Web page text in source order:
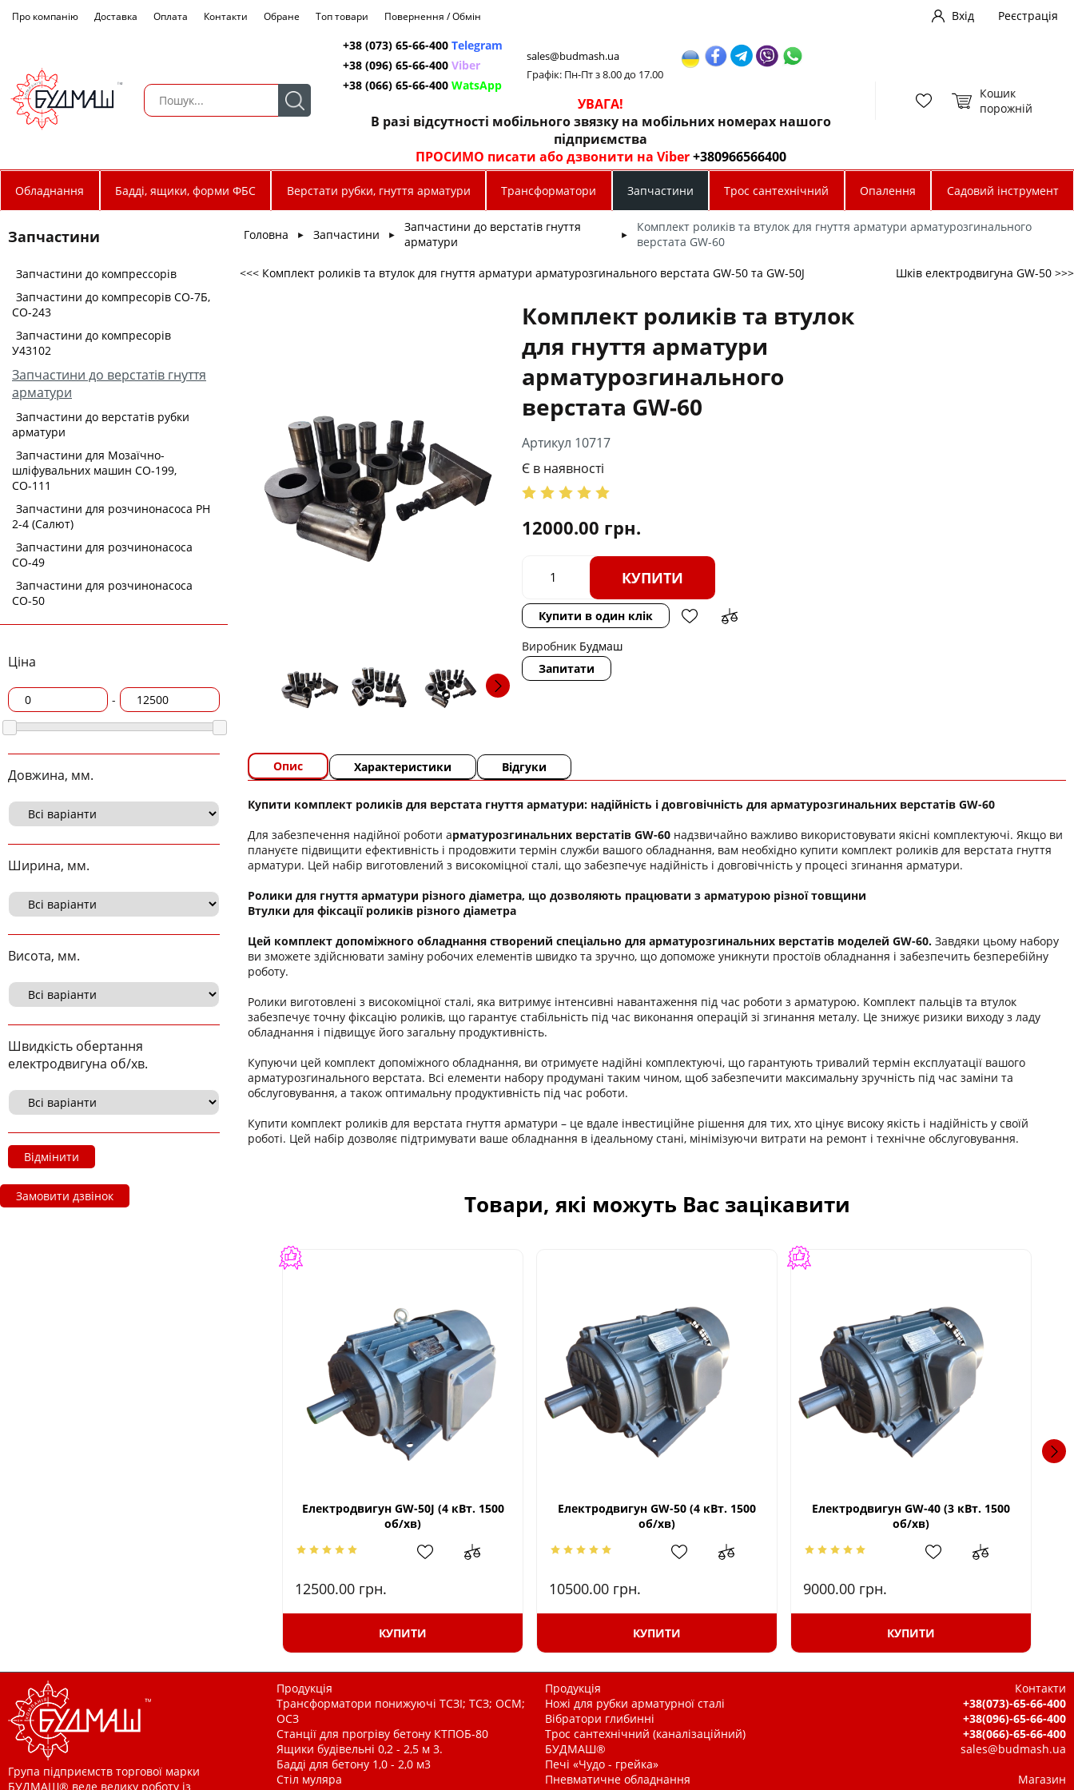
Про компанію Доставка Оплата Контакти Обране Топ товари Повернення / Обмін Вхід
Реєстрація
+38 (073) 65-66-400 Telegram
+38 (096) 65-66-400 Viber
+38 (066) 65-66-400 WatsApp
sales@budmash.ua
Графік: Пн-Пт з 8.00 до 17.00
УВАГА!
В разі відсутності мобільного звязку на мобільних номерах нашого
підприємства
ПРОСИМО писати або дзвонити на Viber+380966566400
Кошик
порожній
Обладнання Бадді, ящики, форми ФБС Верстати рубки, гнуття арматури Трансформатори Запчастини Трос сантехнічний Опалення Садовий інструмент
Запчастини
Запчастини до компрессорів
Запчастини до компресорів СО-7Б,
СО-243
Запчастини до компресорів
У43102
Запчастини до верстатів гнуття
арматури
Запчастини до верстатів рубки
арматури
Запчастини для Мозаїчно-
шліфувальних машин СО-199,
СО-111
Запчастини для розчинонасоса РН
2-4 (Салют)
Запчастини для розчинонасоса
СО-49
Запчастини для розчинонасоса
СО-50
Ціна
-
Довжина, мм.
Ширина, мм.
Висота, мм.
Швидкість обертання
електродвигуна об/хв.
Відмінити
Замовити дзвінок
Головна ► Запчастини ►
Запчастини до верстатів гнуття
арматури
►
Комплект роликів та втулок для гнуття арматури арматурозгинального
верстата GW-60
<<< Комплект роликів та втулок для гнуття арматури арматурозгинального верстата GW-50 та GW-50J Шків електродвигуна GW-50 >>>
Комплект роликів та втулок
для гнуття арматури
арматурозгинального
верстата GW-60
Артикул 10717
Є в наявності
12000.00 грн.
КУПИТИ
Купити в один клік
Виробник Будмаш
Запитати
Опис Характеристики Відгуки
Купити комплект роликів для верстата гнуття арматури: надійність і довговічність для арматурозгинальних верстатів GW-60
Для забезпечення надійної роботи арматурозгинальних верстатів GW-60 надзвичайно важливо використовувати якісні комплектуючі. Якщо ви
плануєте підвищити ефективність і продовжити термін служби вашого обладнання, вам необхідно купити комплект роликів для верстата гнуття
арматури. Цей набір виготовлений з високоміцної сталі, що забезпечує надійність і довговічність у процесі згинання арматури.
Ролики для гнуття арматури різного діаметра, що дозволяють працювати з арматурою різної товщини
Втулки для фіксації роликів різного діаметра
Цей комплект допоміжного обладнання створений спеціально для арматурозгинальних верстатів моделей GW-60. Завдяки цьому набору
ви зможете здійснювати заміну робочих елементів швидко та зручно, що допоможе уникнути простоїв обладнання і забезпечить безперебійну
роботу.
Ролики виготовлені з високоміцної сталі, яка витримує інтенсивні навантаження під час роботи з арматурою. Комплект пальців та втулок
забезпечує точну фіксацію роликів, що гарантує стабільність під час виконання операцій зі згинання металу. Це знижує ризики виходу з ладу
обладнання і підвищує його загальну продуктивність.
Купуючи цей комплект допоміжного обладнання, ви отримуєте надійні комплектуючі, що гарантують тривалий термін експлуатації вашого
арматурозгинального верстата. Всі елементи набору продумані таким чином, щоб забезпечити максимальну зручність під час заміни та
обслуговування, а також оптимальну продуктивність під час роботи.
Купити комплект роликів для верстата гнуття арматури – це вдале інвестиційне рішення для тих, хто цінує високу якість і надійність у своїй
роботі. Цей набір дозволяє підтримувати ваше обладнання в ідеальному стані, мінімізуючи витрати на ремонт і технічне обслуговування.
Товари, які можуть Вас зацікавити
Електродвигун GW-50J (4 кВт. 1500
об/хв)
12500.00 грн.
КУПИТИ
Електродвигун GW-50 (4 кВт. 1500
об/хв)
10500.00 грн.
КУПИТИ
Електродвигун GW-40 (3 кВт. 1500
об/хв)
9000.00 грн.
КУПИТИ
Група підприємств торгової марки
БУДМАШ® веде велику роботу із
Продукція
Трансформатори понижуючі ТСЗІ; ТСЗ; ОСМ;
ОСЗ
Станції для прогріву бетону КТПОБ-80
Ящики будівельні 0,2 - 2,5 м 3.
Бадді для бетону 1,0 - 2,0 м3
Стіл муляра
Продукція
Ножі для рубки арматурної сталі
Вібратори глибинні
Трос сантехнічний (каналізаційний)
БУДМАШ®
Печі «Чудо - грейка»
Пневматичне обладнання
Контакти
+38(073)-65-66-400
+38(096)-65-66-400
+38(066)-65-66-400
sales@budmash.ua
Магазин